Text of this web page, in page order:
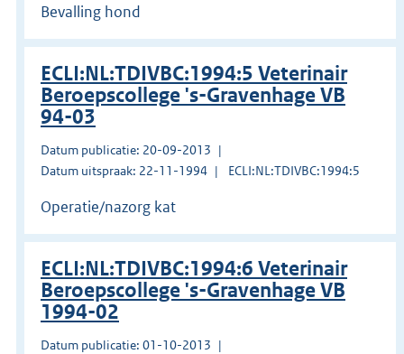
Bevalling hond
ECLI:NL:TDIVBC:1994:5 Veterinair
Beroepscollege 's-Gravenhage VB
94-03
Datum publicatie: 20-09-2013
Datum uitspraak: 22-11-1994
ECLI:NL:TDIVBC:1994:5
Operatie/nazorg kat
ECLI:NL:TDIVBC:1994:6 Veterinair
Beroepscollege 's-Gravenhage VB
1994-02
Datum publicatie: 01-10-2013